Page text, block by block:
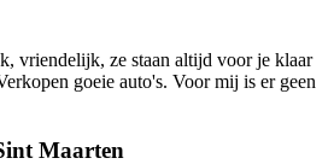
vriendelijk, ze staan altijd voor je klaar
goeie auto's. Voor mij is er geen
Maarten